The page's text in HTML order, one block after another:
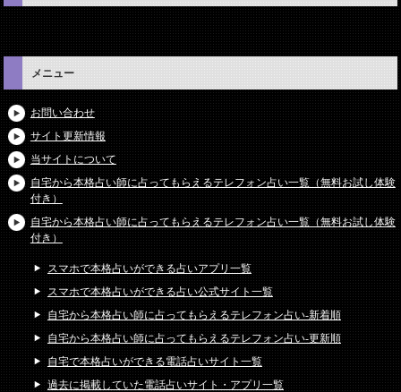
メニュー
お問い合わせ
サイト更新情報
当サイトについて
自宅から本格占い師に占ってもらえるテレフォン占い一覧（無料お試し体験
付き）
自宅から本格占い師に占ってもらえるテレフォン占い一覧（無料お試し体験
付き）
スマホで本格占いができる占いアプリ一覧
スマホで本格占いができる占い公式サイト一覧
自宅から本格占い師に占ってもらえるテレフォン占い-新着順
自宅から本格占い師に占ってもらえるテレフォン占い-更新順
自宅で本格占いができる電話占いサイト一覧
過去に掲載していた電話占いサイト・アプリ一覧